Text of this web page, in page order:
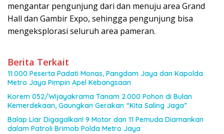
mengantar pengunjung dari dan menuju area Grand
Hall dan Gambir Expo, sehingga pengunjung bisa
mengeksplorasi seluruh area pameran.
Berita Terkait
11.000 Peserta Padati Monas, Pangdam Jaya dan Kapolda
Metro Jaya Pimpin Apel Kebangsaan
Korem 052/Wijayakrama Tanam 2.000 Pohon di Bulan
Kemerdekaan, Gaungkan Gerakan “Kita Saling Jaga”
Balap Liar Digagalkan! 9 Motor dan 11 Pemuda Diamankan
dalam Patroli Brimob Polda Metro Jaya